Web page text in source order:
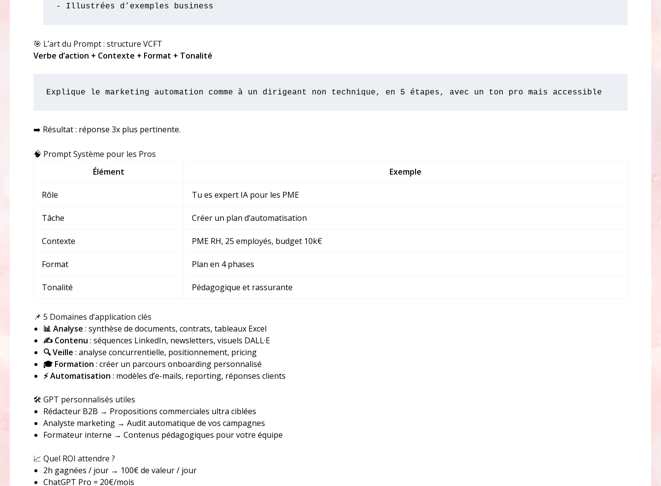
- Illustrées d’exemples business
🎯 L’art du Prompt : structure VCFT
Verbe d’action + Contexte + Format + Tonalité
Explique le marketing automation comme à un dirigeant non technique, en 5 étapes, avec un ton pro mais accessible
➡️ Résultat : réponse 3x plus pertinente.
🧠 Prompt Système pour les Pros
Élément
Exemple
Rôle Tu es expert IA pour les PME
Tâche Créer un plan d’automatisation
Contexte PME RH, 25 employés, budget 10k€
Format Plan en 4 phases
Tonalité Pédagogique et rassurante
📌 5 Domaines d’application clés
📊 Analyse : synthèse de documents, contrats, tableaux Excel
✍️ Contenu : séquences LinkedIn, newsletters, visuels DALL·E
🔍 Veille : analyse concurrentielle, positionnement, pricing
🎓 Formation : créer un parcours onboarding personnalisé
⚡ Automatisation : modèles d’e-mails, reporting, réponses clients
🛠️ GPT personnalisés utiles
Rédacteur B2B → Propositions commerciales ultra ciblées
Analyste marketing → Audit automatique de vos campagnes
Formateur interne → Contenus pédagogiques pour votre équipe
📈 Quel ROI attendre ?
2h gagnées / jour → 100€ de valeur / jour
ChatGPT Pro = 20€/mois